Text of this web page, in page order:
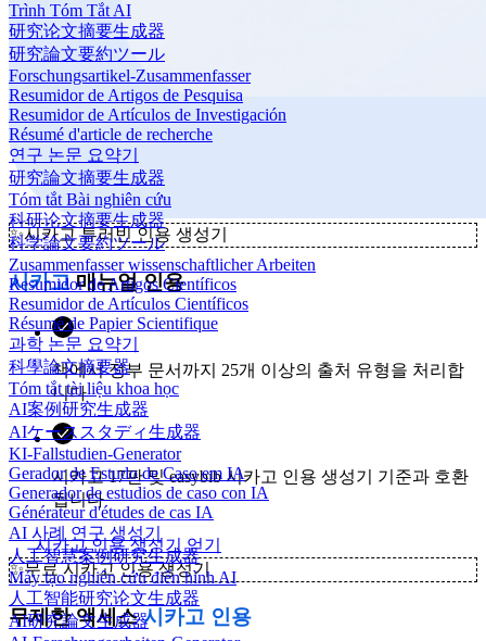
Trình Tóm Tắt AI
研究论文摘要生成器
研究論文要約ツール
Forschungsartikel-Zusammenfasser
Resumidor de Artigos de Pesquisa
Resumidor de Artículos de Investigación
Résumé d'article de recherche
연구 논문 요약기
研究論文摘要生成器
Tóm tắt Bài nghiên cứu
科研论文摘要生成器
科学論文要約ツール
Zusammenfasser wissenschaftlicher Arbeiten
Resumidor de Artigos Científicos
Resumidor de Artículos Científicos
Résumé de Papier Scientifique
과학 논문 요약기
科學論文摘要器
Tóm tắt tài liệu khoa học
AI案例研究生成器
AIケーススタディ生成器
KI-Fallstudien-Generator
Gerador de Estudo de Caso em IA
Generador de estudios de caso con IA
Générateur d'études de cas IA
AI 사례 연구 생성기
人工智慧案例研究生成器
Máy tạo nghiên cứu điển hình AI
人工智能研究论文生成器
AI研究論文生成器
✨시카고 튜러빈 인용 생성기
시카고매뉴얼 인용
책에서 정부 문서까지 25개 이상의 출처 유형을 처리합
니다
시카고 17판 및 easybib 시카고 인용 생성기 기준과 호환
됩니다
시카고 인용 생성기 얻기
✨무료 시카고 인용 생성기
무제한 액세스시카고 인용